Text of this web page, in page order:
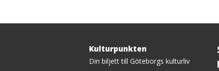
Tillbaka
upp
Kulturpunkten
Din biljett till Göteborgs kulturliv